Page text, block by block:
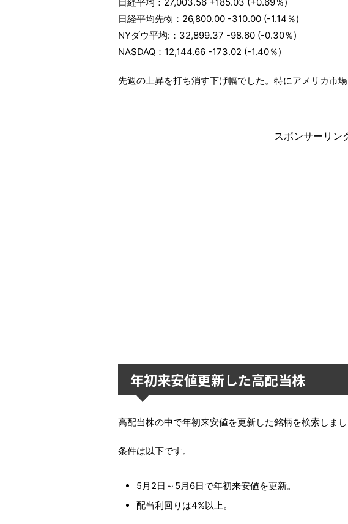
日経平均先物：26,800.00 -310.00 (-1.14％)
NYダウ平均:：32,899.37 -98.60 (-0.30％)
NASDAQ：12,144.66 -173.02 (-1.40％)
先週の上昇を打ち消す下げ幅でした。特にアメリカ市
スポンサーリン
年初来安値更新した高配当株
高配当株の中で年初来安値を更新した銘柄を検索しまし
条件は以下です。
5月2日～5月6日で年初来安値を更新。
配当利回りは4%以上。